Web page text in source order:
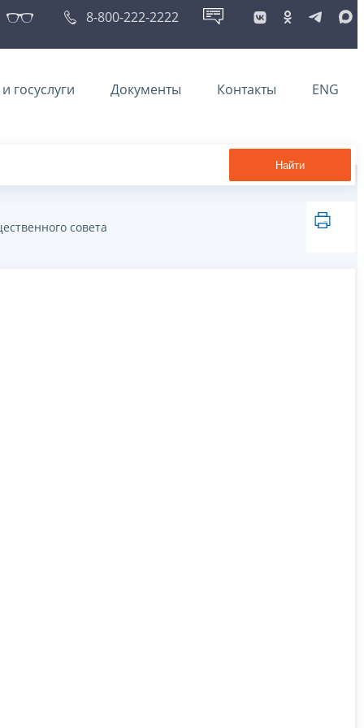
8-800-222-2222
госуслуги Документы Контакты ENG
Найти
совета